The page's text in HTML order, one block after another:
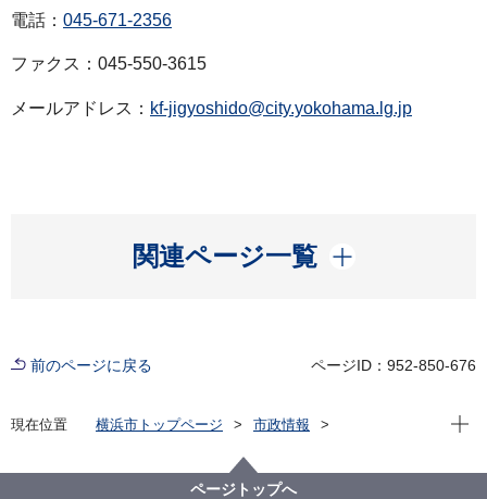
電話： 045-671-2356
ファクス：045-550-3615
メールアドレス： kf-jigyoshido@city.yokohama.lg.jp
関連ページ一覧
開く
前のページに戻る ページID：952-850-676
現在位置 横浜市トップページ
市政情報
【記者発表】横浜発！「みんなにやさしい介護のプロ
現在
ページトップへ